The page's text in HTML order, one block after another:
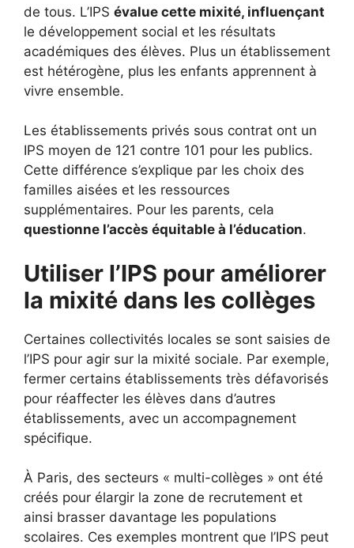
de tous. L’IPS évalue cette mixité, influençant
le développement social et les résultats
académiques des élèves. Plus un établissement
est hétérogène, plus les enfants apprennent à
vivre ensemble.
Les établissements privés sous contrat ont un
IPS moyen de 121 contre 101 pour les publics.
Cette différence s’explique par les choix des
familles aisées et les ressources
supplémentaires. Pour les parents, cela
questionne l’accès équitable à l’éducation.
Utiliser l’IPS pour améliorer
la mixité dans les collèges
Certaines collectivités locales se sont saisies de
l’IPS pour agir sur la mixité sociale. Par exemple,
fermer certains établissements très défavorisés
pour réaffecter les élèves dans d’autres
établissements, avec un accompagnement
spécifique.
À Paris, des secteurs « multi-collèges » ont été
créés pour élargir la zone de recrutement et
ainsi brasser davantage les populations
scolaires. Ces exemples montrent que l’IPS peut